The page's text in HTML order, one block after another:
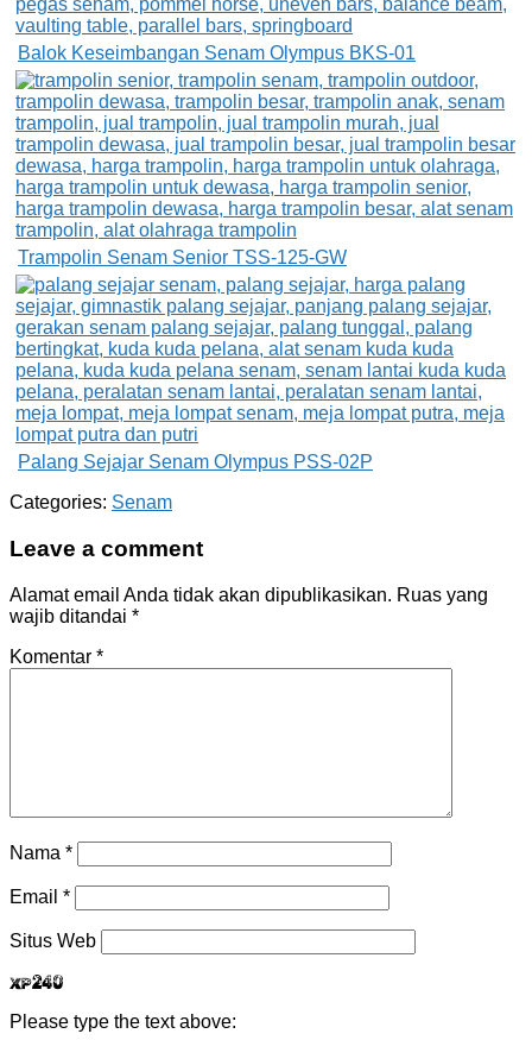
Balok Keseimbangan Senam Olympus BKS-01
Trampolin Senam Senior TSS-125-GW
Palang Sejajar Senam Olympus PSS-02P
Categories: Senam
Leave a comment
Alamat email Anda tidak akan dipublikasikan. Ruas yang
wajib ditandai *
Komentar *
Nama *
Email *
Situs Web
9tfQs
Please type the text above: